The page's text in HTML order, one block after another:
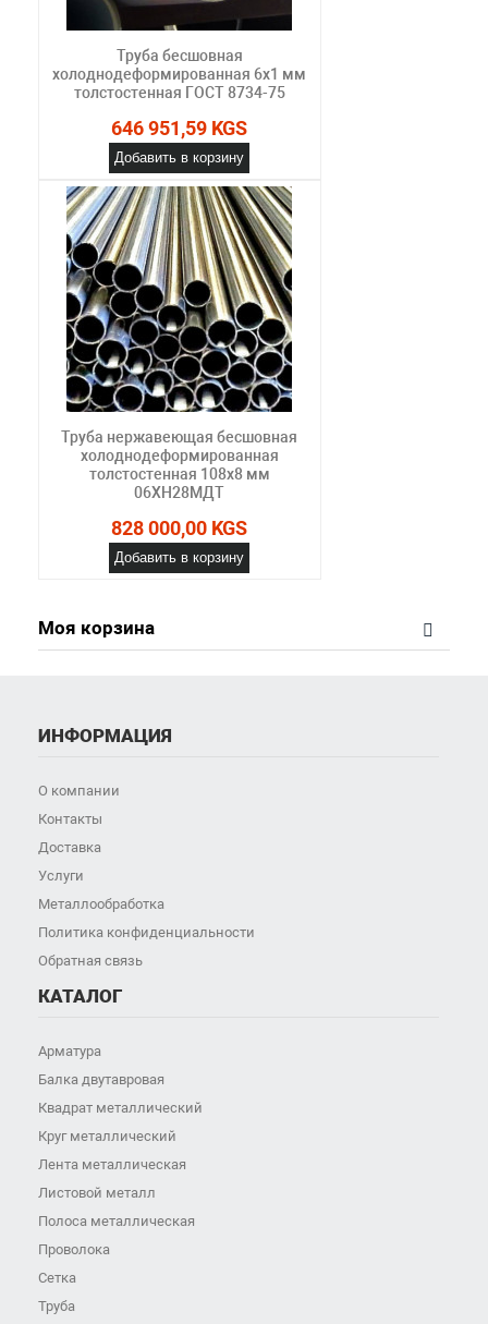
Труба бесшовная
холоднодеформированная 6х1 мм
толстостенная ГОСТ 8734-75
646 951,59 KGS
Добавить в корзину
Труба нержавеющая бесшовная
холоднодеформированная
толстостенная 108х8 мм
06ХН28МДТ
828 000,00 KGS
Добавить в корзину
Моя корзина
ИНФОРМАЦИЯ
О компании
Контакты
Доставка
Услуги
Металлообработка
Политика конфиденциальности
Обратная связь
КАТАЛОГ
Арматура
Балка двутавровая
Квадрат металлический
Круг металлический
Лента металлическая
Листовой металл
Полоса металлическая
Проволока
Сетка
Труба